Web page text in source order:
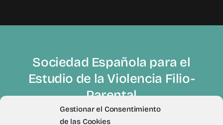
Gestionar el Consentimiento
de las Cookies
Sociedad Española para el
Estudio de la Violencia Filio-
Parental